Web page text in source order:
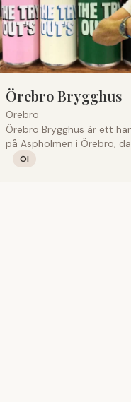
självklar plats på den
Örebro Brygghus
Örebro
Örebro Brygghus är ett
på Aspholmen i Örebro,
juni 2016. Sedan starten
hantverk, med en filosofi
Öl